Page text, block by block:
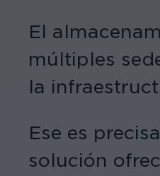
El
múltiples
la
Ese es
solución